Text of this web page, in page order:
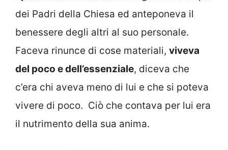
dei Padri della Chiesa ed anteponeva il
benessere degli altri al suo personale.
Faceva rinunce di cose materiali, viveva
del poco e dell’essenziale, diceva che
c’era chi aveva meno di lui e che si poteva
vivere di poco. Ciò che contava per lui era
il nutrimento della sua anima.